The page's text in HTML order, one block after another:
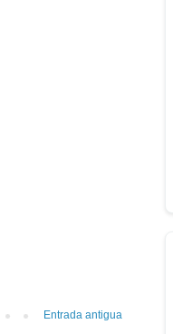
Entrada antigua